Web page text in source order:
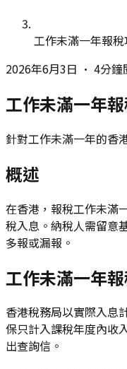
工作未滿一年報
2026年6月3日 • 4分鐘
工作未滿一年
針對工作未滿一年的香
概述
在香港，報稅工作未滿
稅入息。納稅人需留意
多報或漏報。
工作未滿一年
香港稅務局以實際入息
保只計入課稅年度內收
出查詢信。